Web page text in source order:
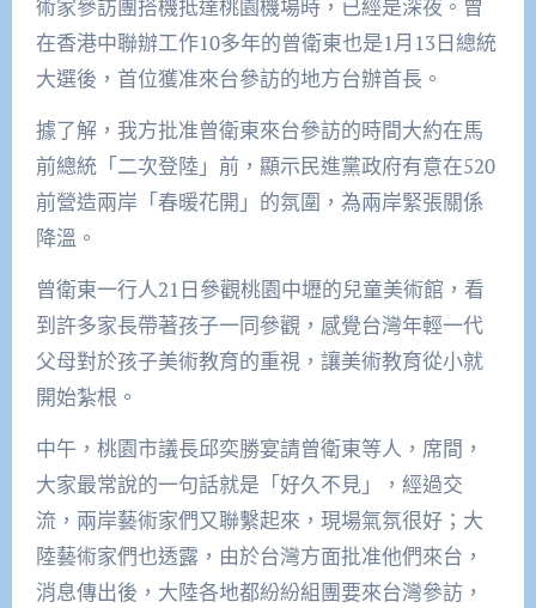
術家參訪團搭機抵達桃園機場時，已經是深夜。曾
在香港中聯辦工作10多年的曾衛東也是1月13日總統
大選後，首位獲准來台參訪的地方台辦首長。
據了解，我方批准曾衛東來台參訪的時間大約在馬
前總統「二次登陸」前，顯示民進黨政府有意在520
前營造兩岸「春暖花開」的氛圍，為兩岸緊張關係
降溫。
曾衛東一行人21日參觀桃園中壢的兒童美術館，看
到許多家長帶著孩子一同參觀，感覺台灣年輕一代
父母對於孩子美術教育的重視，讓美術教育從小就
開始紮根。
中午，桃園市議長邱奕勝宴請曾衛東等人，席間，
大家最常說的一句話就是「好久不見」，經過交
流，兩岸藝術家們又聯繫起來，現場氣氛很好；大
陸藝術家們也透露，由於台灣方面批准他們來台，
消息傳出後，大陸各地都紛紛組團要來台灣參訪，